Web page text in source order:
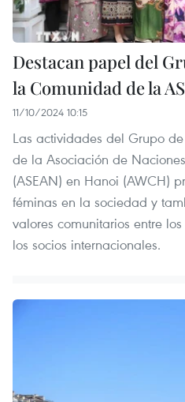
Destacan papel del
la Comunidad de la
11/10/2024 10:15
Las actividades del Grupo
de la Asociación de
(ASEAN) en Hanoi (AWCH)
féminas en la sociedad y
valores comunitarios entre
los socios internacionales.